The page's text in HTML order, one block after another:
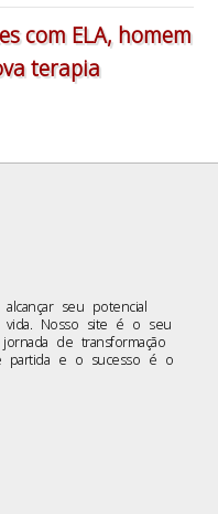
com ELA, homem
terapia
seu potencial
vida. Nosso site é o seu
de transformação
partida e o sucesso é o